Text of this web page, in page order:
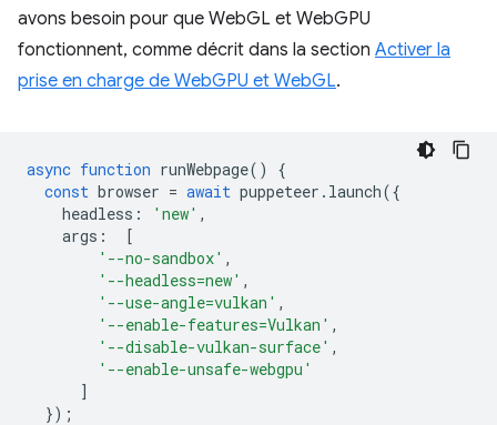
avons besoin pour que WebGL et WebGPU
fonctionnent, comme décrit dans la section Activer la
prise en charge de WebGPU et WebGL.
async function runWebpage()
{
const browser = await puppeteer . launch({
headless : 'new' ,
args :
[
'--no-sandbox' ,
'--headless=new' ,
'--use-angle=vulkan' ,
'--enable-features=Vulkan' ,
'--disable-vulkan-surface' ,
'--enable-unsafe-webgpu'
]
});